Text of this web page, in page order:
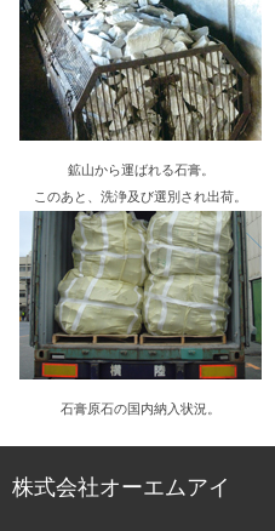
鉱山から運ばれる石膏。
このあと、洗浄及び選別され出荷。
石膏原石の国内納入状況。
株式会社オーエムアイ